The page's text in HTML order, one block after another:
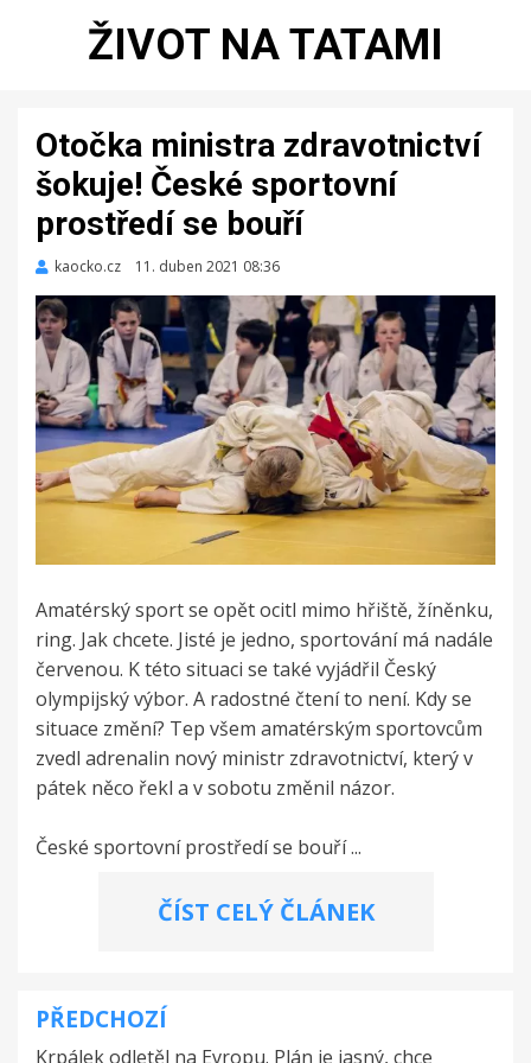
ŽIVOT NA TATAMI
Otočka ministra zdravotnictví
šokuje! České sportovní
prostředí se bouří
kaocko.cz
Zveřejněno
11. duben 2021 08:36
Amatérský sport se opět ocitl mimo hřiště, žíněnku,
ring. Jak chcete. Jisté je jedno, sportování má nadále
červenou. K této situaci se také vyjádřil Český
olympijský výbor. A radostné čtení to není. Kdy se
situace změní? Tep všem amatérským sportovcům
zvedl adrenalin nový ministr zdravotnictví, který v
pátek něco řekl a v sobotu změnil názor.
České sportovní prostředí se bouří ...
ČÍST CELÝ ČLÁNEK
Navigace
PŘEDCHOZÍ
Krpálek odletěl na Evropu. Plán je jasný, chce